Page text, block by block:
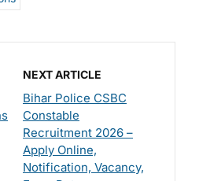
NEXT ARTICLE
Bihar Police CSBC
Constable
Recruitment 2026 –
Apply Online,
Notification, Vacancy,